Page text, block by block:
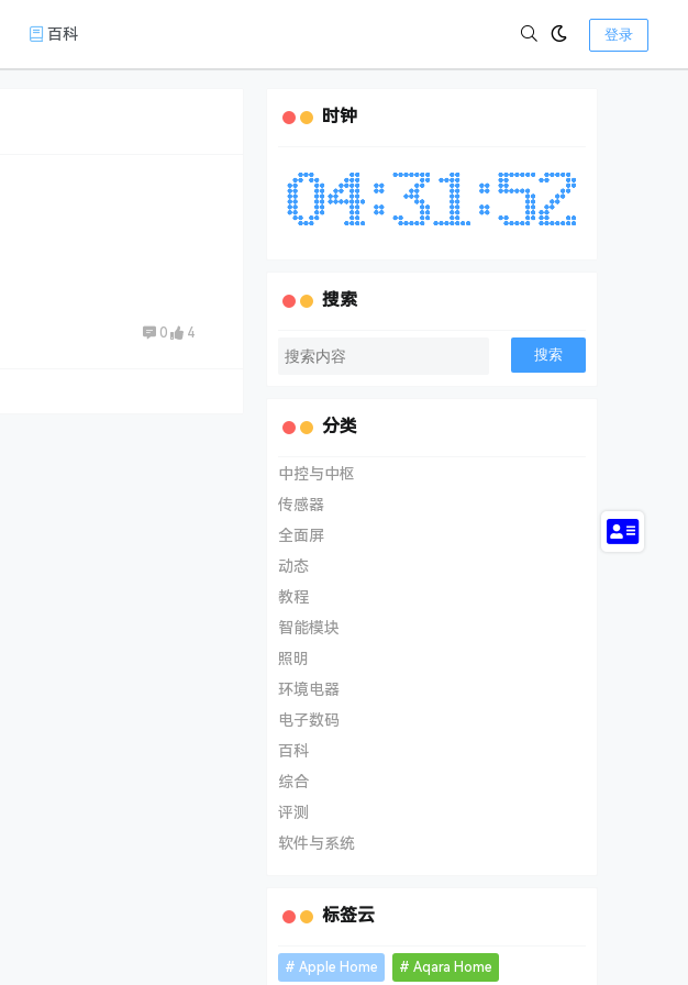
百科 登录
0 4
时钟
搜索
搜索
分类
中控与中枢
传感器
全面屏
动态
教程
智能模块
照明
环境电器
电子数码
百科
综合
评测
软件与系统
标签云
Apple Home Aqara Home